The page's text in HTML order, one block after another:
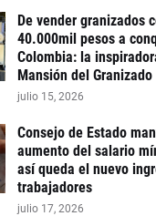
De vender granizados
40.000mil pesos a
Colombia: la
Mansión del Granizado
julio 15, 2026
Consejo de Estado
aumento del salario
así queda el nuevo
trabajadores
julio 17, 2026